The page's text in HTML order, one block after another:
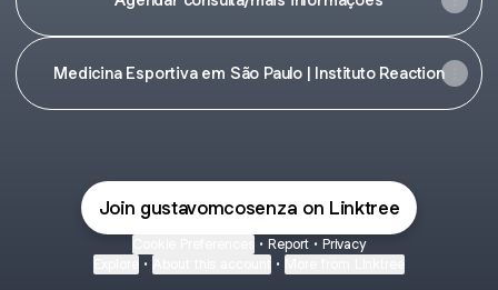
Medicina Esportiva em São Paulo | Instituto Reaction
Join gustavomcosenza on Linktree
• Report • Privacy
• •